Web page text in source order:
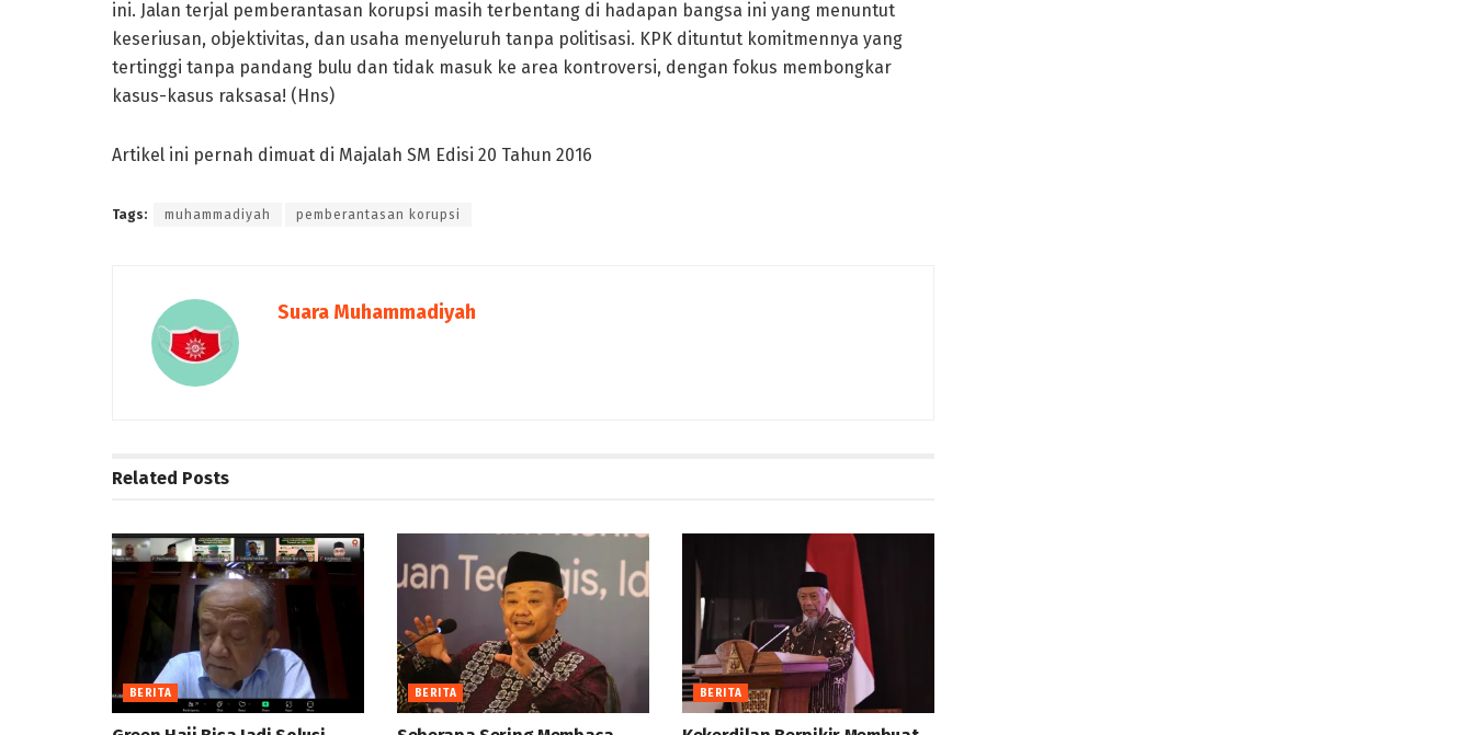
ini. Jalan terjal pemberantasan korupsi masih terbentang di hadapan bangsa ini yang menuntut
keseriusan, objektivitas, dan usaha menyeluruh tanpa politisasi. KPK dituntut komitmennya yang
tertinggi tanpa pandang bulu dan tidak masuk ke area kontroversi, dengan fokus membongkar
kasus-kasus raksasa! (Hns)
Artikel ini pernah dimuat di Majalah SM Edisi 20 Tahun 2016
Tags: muhammadiyah pemberantasan korupsi
Suara Muhammadiyah
Related Posts
BERITA BERITA BERITA